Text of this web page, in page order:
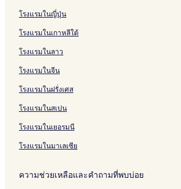
c
h
a
t
a
i
s
o
r
t
m
e
n
t
H
o
t
e
lg
R
e
s
r
c
e
M
a
s
o
n
U
b
o
n
t
e
U
b
n
a
t
c
h
a
t
n
a
L
a
k
V
e
w
H
o
t
e
A
i
r
p
r
P
r
e
m
i
e
o
G
r
a
n
H
t
e
l
a
n
g
H
r
t
a
g
e
U
b
H
H
o
t
e
U
o
n
R
a
t
c
t
i
s
o
m
h
i
H
o
t
e
l
6
8
S
t
d
o
H
o
t
e
l
o
โรงแรมในญี่ปุ่น
โรงแรมในเกาหลีใต้
โรงแรมในลาว
โรงแรมในจีน
โรงแรมในฝรั่งเศส
โรงแรมในสเปน
โรงแรมในเยอรมนี
โรงแรมในมาเลเซีย
ความช่วยเหลือและคำถามที่พบบ่อย